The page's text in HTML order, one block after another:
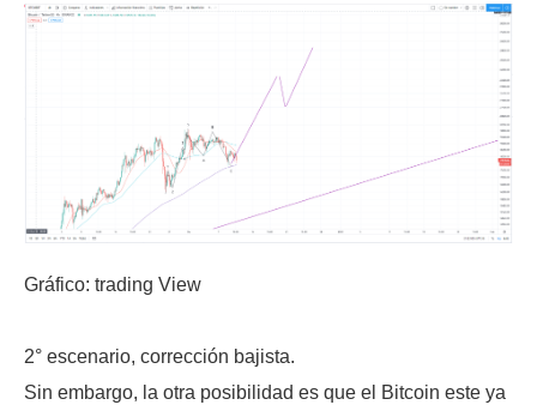
Gráfico: trading View
2° escenario, corrección bajista.
Sin embargo, la otra posibilidad es que el Bitcoin este ya